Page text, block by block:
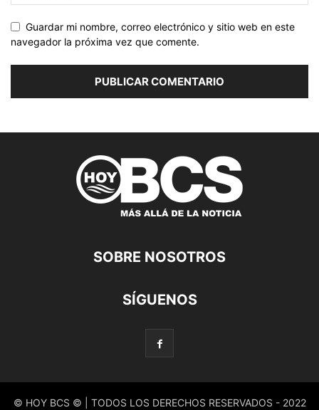
Guardar mi nombre, correo electrónico y sitio web en este
navegador la próxima vez que comente.
SOBRE NOSOTROS
SÍGUENOS
© HOY BCS © | TODOS LOS DERECHOS RESERVADOS - 2022